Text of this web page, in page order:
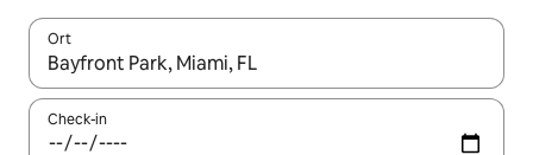
Ort
Wenn Ergebnisse verfügbar sind, navigiere mit den
Check-in